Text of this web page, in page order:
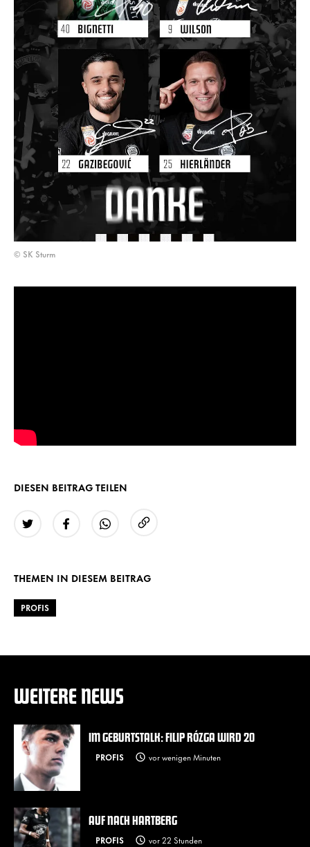
© SK Sturm
DIESEN BEITRAG TEILEN
THEMEN IN DIESEM BEITRAG
PROFIS
WEITERE NEWS
IM GEBURTSTALK: FILIP RÓZGA WIRD 20
PROFIS vor wenigen Minuten
AUF NACH HARTBERG
PROFIS vor 22 Stunden